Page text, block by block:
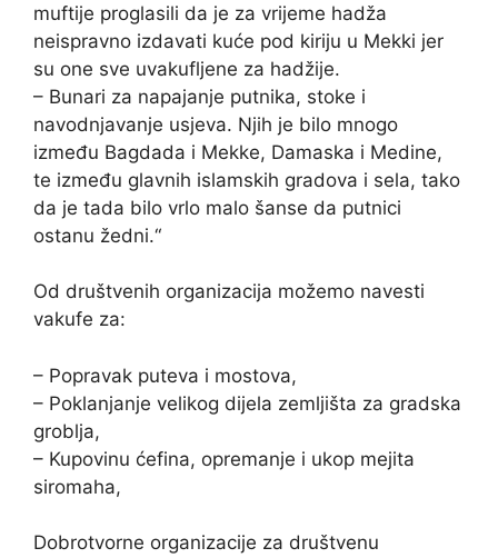
muftije proglasili da je za vrijeme hadža
neispravno izdavati kuće pod kiriju u Mekki jer
su one sve uvakufljene za hadžije.
– Bunari za napajanje putnika, stoke i
navodnjavanje usjeva. Njih je bilo mnogo
između Bagdada i Mekke, Damaska i Medine,
te između glavnih islamskih gradova i sela, tako
da je tada bilo vrlo malo šanse da putnici
ostanu žedni.“
Od društvenih organizacija možemo navesti
vakufe za:
– Popravak puteva i mostova,
– Poklanjanje velikog dijela zemljišta za gradska
groblja,
– Kupovinu ćefina, opremanje i ukop mejita
siromaha,
Dobrotvorne organizacije za društvenu